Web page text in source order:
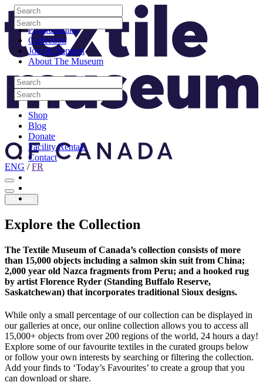
Skip to content
Visit
Programming
Collection
Join & Support
About The Museum
Search
Search
Search
Search
Shop
Blog
Donate
Facility Rentals
Contact
Youtube
Search
Search
Search
Search
Site Logo
ENG /FR
Donate
Explore the Collection
The Textile Museum of Canada’s collection consists of more
than 15,000 objects including a salmon skin suit from China;
2,000 year old Nazca fragments from Peru; and a hooked rug
by artist Florence Ryder (Standing Buffalo Reserve,
Saskatchewan) that incorporates traditional Sioux designs.
While only a small percentage of our collection can be displayed in
our galleries at once, our online collection allows you to access all
15,000+ objects from over 200 regions of the world, 24 hours a day!
Explore some of our favourite textiles in the curated groups below
or follow your own interests by searching or filtering the collection.
Add your finds to ‘Today’s Favourites’ to create a group that you
can download or share.